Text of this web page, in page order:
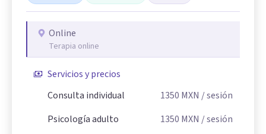
Online
Terapia online
Servicios y precios
Consulta individual
1350 MXN / sesión
Psicología adulto
1350 MXN / sesión